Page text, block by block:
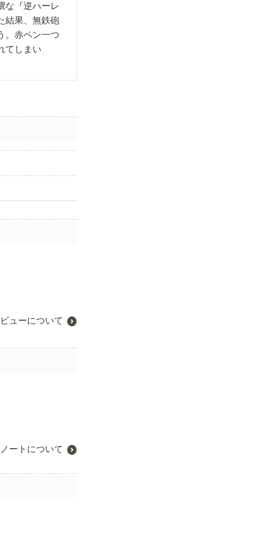
な『逆ハーレ
結果、無鉄砲
。赤ペン一つ
てしまい
ューについて
ートについて